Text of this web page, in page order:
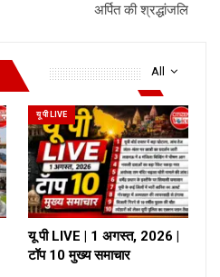
अर्पित की श्रद्धांजलि
All
यू पी LIVE
यू पी LIVE | 1 अगस्त, 2026 |
टॉप 10 मुख्य समाचार